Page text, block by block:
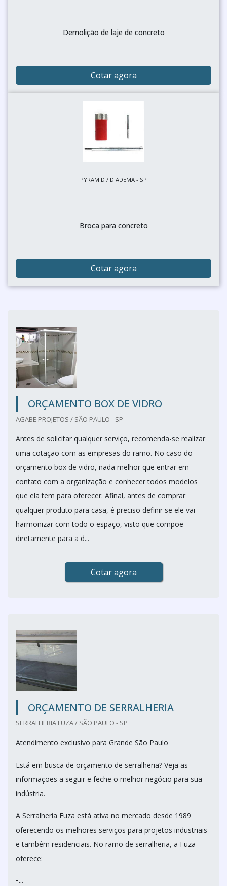
Demolição de laje de concreto
Cotar agora
PYRAMID / DIADEMA - SP
Broca para concreto
Cotar agora
ORÇAMENTO BOX DE VIDRO
AGABE PROJETOS / SÃO PAULO - SP
Antes de solicitar qualquer serviço, recomenda-se realizar
uma cotação com as empresas do ramo. No caso do
orçamento box de vidro, nada melhor que entrar em
contato com a organização e conhecer todos modelos
que ela tem para oferecer. Afinal, antes de comprar
qualquer produto para casa, é preciso definir se ele vai
harmonizar com todo o espaço, visto que compõe
diretamente para a d...
Cotar agora
ORÇAMENTO DE SERRALHERIA
SERRALHERIA FUZA / SÃO PAULO - SP
Atendimento exclusivo para Grande São Paulo
Está em busca de orçamento de serralheria? Veja as
informações a seguir e feche o melhor negócio para sua
indústria.
A Serralheria Fuza está ativa no mercado desde 1989
oferecendo os melhores serviços para projetos industriais
e também residenciais. No ramo de serralheria, a Fuza
oferece:
-...